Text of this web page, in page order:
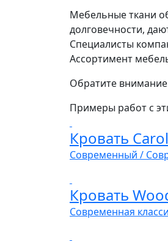
Мебельные ткани
долговечности,
Специалисты
Ассортимент
Обратите
Примеры работ с
Кровать
Современный /
Кровать
Современная